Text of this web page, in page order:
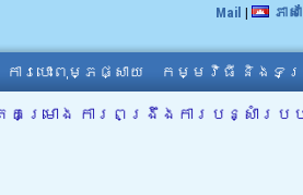
Mail | ភាស
ការបោះពុម្ភផ្សាយ កម្មវិធី និងទម្
ម្រោង ការពង្រឹងការបន្សំារប